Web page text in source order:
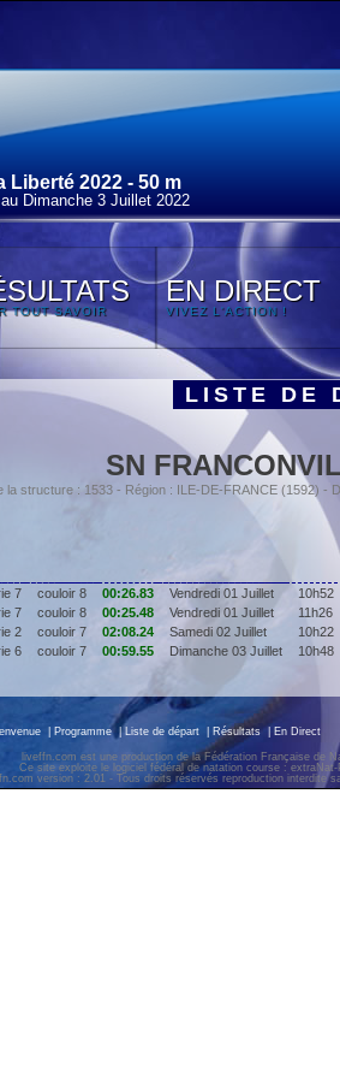
Liberté 2022 - 50 m
Dimanche 3 Juillet 2022
TOUT SAVOIR
EN DIRECT
VIVEZ L'ACTION !
LISTE DE
SN
la structure : 1533 - Région : ILE-DE-FRANCE (1592) -
7 couloir 8 00:26.83 Vendredi 01 Juillet
10h52
7 couloir 8 00:25.48 Vendredi 01 Juillet
11h26
2 couloir 7 02:08.24 Samedi 02 Juillet
10h22
6 couloir 7 00:59.55 Dimanche 03 Juillet 10h48
Programme | Liste de départ Résultats En Direct
liveffn.com est une production de la Fédération Française de
Ce site exploite le logiciel fédéral de natation course : extraNat-
version : 2.01 - Tous droits réservés reproduction interdite